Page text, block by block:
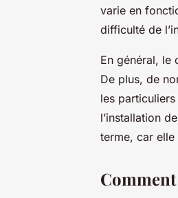
varie en
difficulté de
En général, le
De plus, de
les
l’installation
terme, car